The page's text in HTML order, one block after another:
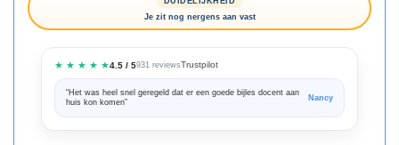
Je zit nog nergens aan vast
★ ★ ★ ★ ★4.5 / 5931 reviewsTrustpilot
“Het was heel snel geregeld dat er een goede bijles docent aan
huis kon komen”
Nancy